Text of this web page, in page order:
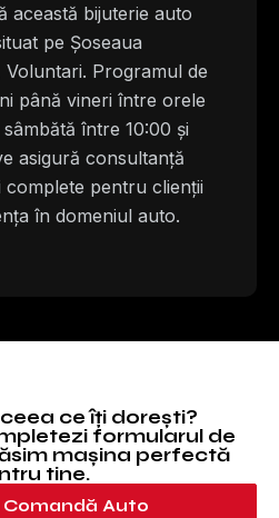
această bijuterie auto
pe Șoseaua
Programul de
până vineri între orele
între 10:00 și
asigură consultanță
complete pentru clienții
în domeniul auto.
ce îți dorești?
formularul de
mașina perfectă
tine.
Auto